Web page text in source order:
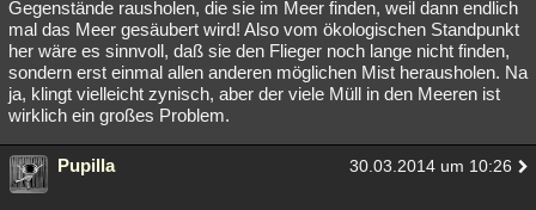
Gegenstände rausholen, die sie im Meer finden, weil dann endlich
mal das Meer gesäubert wird! Also vom ökologischen Standpunkt
her wäre es sinnvoll, daß sie den Flieger noch lange nicht finden,
sondern erst einmal allen anderen möglichen Mist herausholen. Na
ja, klingt vielleicht zynisch, aber der viele Müll in den Meeren ist
wirklich ein großes Problem.
Pupilla 30.03.2014 um 10:26